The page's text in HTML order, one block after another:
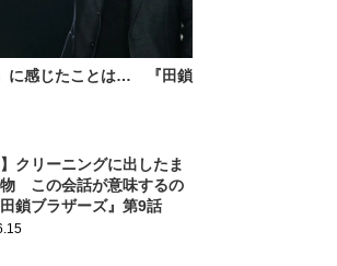
に感じたことは… 『田鎖
】クリーニングに出したま
物 この会話が意味するの
鎖ブラザーズ』第9話